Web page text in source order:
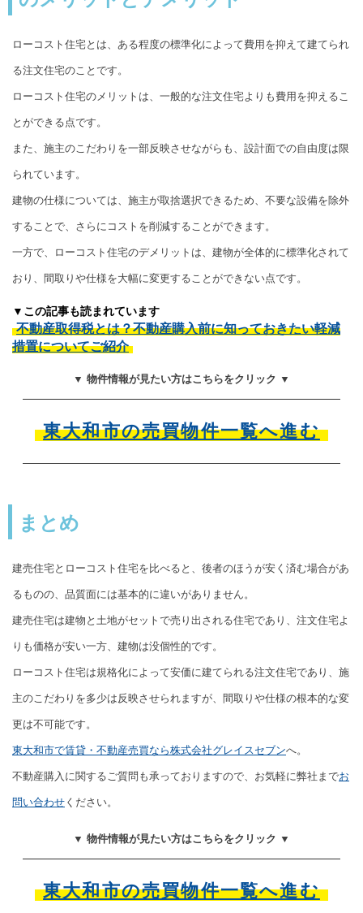
ローコスト住宅とは、ある程度の標準化によって費用を抑えて建てられ
る注文住宅のことです。
ローコスト住宅のメリットは、一般的な注文住宅よりも費用を抑えるこ
とができる点です。
また、施主のこだわりを一部反映させながらも、設計面での自由度は限
られています。
建物の仕様については、施主が取捨選択できるため、不要な設備を除外
することで、さらにコストを削減することができます。
一方で、ローコスト住宅のデメリットは、建物が全体的に標準化されて
おり、間取りや仕様を大幅に変更することができない点です。
▼この記事も読まれています
不動産取得税とは？不動産購入前に知っておきたい軽減
措置についてご紹介
▼ 物件情報が見たい方はこちらをクリック ▼
東大和市の売買物件一覧へ進む
まとめ
建売住宅とローコスト住宅を比べると、後者のほうが安く済む場合があ
るものの、品質面には基本的に違いがありません。
建売住宅は建物と土地がセットで売り出される住宅であり、注文住宅よ
りも価格が安い一方、建物は没個性的です。
ローコスト住宅は規格化によって安価に建てられる注文住宅であり、施
主のこだわりを多少は反映させられますが、間取りや仕様の根本的な変
更は不可能です。
東大和市で賃貸・不動産売買なら株式会社グレイスセブンへ。
不動産購入に関するご質問も承っておりますので、お気軽に弊社までお
問い合わせ ください。
▼ 物件情報が見たい方はこちらをクリック ▼
東大和市の売買物件一覧へ進む